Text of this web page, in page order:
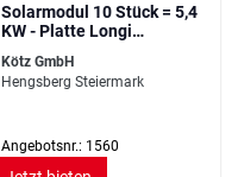
Solarmodul 10 Stück = 5,4
KW - Platte Longi
Kötz GmbH
Hengsberg Steiermark
Angebotsnr.: 1560